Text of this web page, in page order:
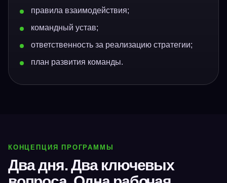
правила взаимодействия;
командный устав;
ответственность за реализацию стратегии;
план развития команды.
КОНЦЕПЦИЯ ПРОГРАММЫ
Два дня. Два ключевых